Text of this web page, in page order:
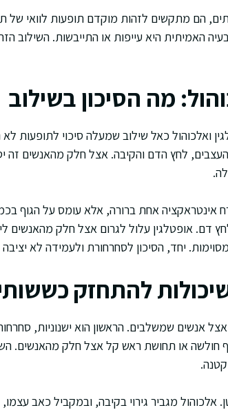
הם מתקשים לזהות מוקדם תופעות לוואי של
האמיתית היא עייפות או התייבשות. השילוב
מה הסיכון בשילוב
ואלכוהול כאל שילוב שמעלה סיכוי לתופעות
לחץ הדם והקיבה. אצל חלק מהאנשים זה
אינטראקציה אחת ברורה, אלא עומס על הגוף
דם. אופטלגין עלול לגרום אצל חלק
יחד, הסיכון לסחרחורת ולעמידה לא יציבה
להתחזק
אנשים שמשלבים. הראשון הוא ישנוניות,
חולשה או תחושת ראש קל אצל חלק מהאנשים.
אלכוהול מגביר גירוי בקיבה, ובמקביל כאב